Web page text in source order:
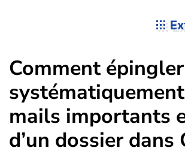
Comment épingler
mails importants
d’un dossier